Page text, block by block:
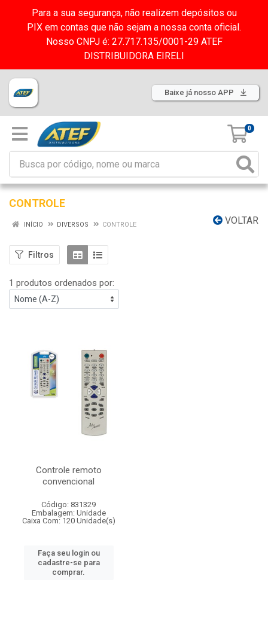
Para a sua segurança, não realizem depósitos ou
PIX em contas que não sejam a nossa conta oficial.
Nosso CNPJ é: 27.717.135/0001-29 ATEF
DISTRIBUIDORA EIRELI
Baixe já nosso APP
0
CONTROLE
VOLTAR
INÍCIO DIVERSOS CONTROLE
Filtros
1 produtos ordenados por:
Controle remoto
convencional
Código: 831329
Embalagem: Unidade
Caixa Com: 120 Unidade(s)
Faça seu login ou
cadastre-se para
comprar.